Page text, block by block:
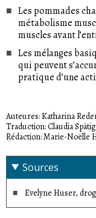
Les pommades
métabolisme
muscles avant
Les mélanges
qui peuvent
pratique d’une
Auteures: Katharina
Traduction: Claudia Spätig
Rédaction: Marie-Noëlle
Sources
Evelyne Huser,